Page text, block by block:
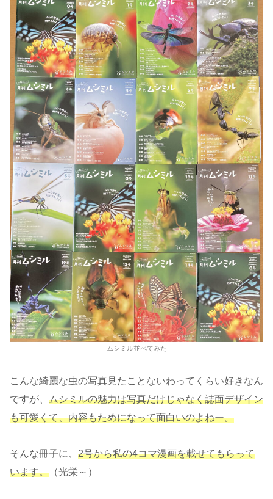
ムシミル並べてみた
こんな綺麗な虫の写真見たことないわってくらい好きなん
ですが、 ムシミルの魅力は写真だけじゃなく誌面デザイン
も可愛くて、内容もためになって面白いのよねー。
そんな冊子に、 2号から私の4コマ漫画を載せてもらって
います。 （光栄～）